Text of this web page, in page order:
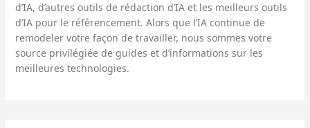
d’IA, d’autres outils de rédaction d’IA et les meilleurs outils
d’IA pour le référencement. Alors que l’IA continue de
remodeler votre façon de travailler, nous sommes votre
source privilégiée de guides et d’informations sur les
meilleures technologies.